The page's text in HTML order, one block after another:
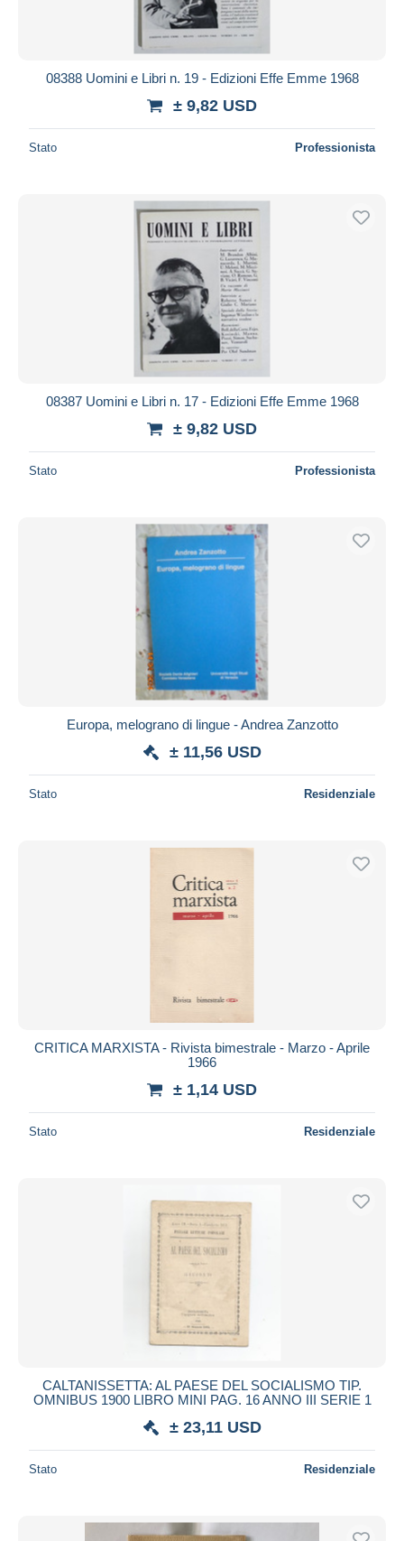
08388 Uomini e Libri n. 19 - Edizioni Effe Emme 1968
± 9,82 USD
Stato Professionista
08387 Uomini e Libri n. 17 - Edizioni Effe Emme 1968
± 9,82 USD
Stato Professionista
Europa, melograno di lingue - Andrea Zanzotto
± 11,56 USD
Stato Residenziale
CRITICA MARXISTA - Rivista bimestrale - Marzo - Aprile
1966
± 1,14 USD
Stato Residenziale
CALTANISSETTA: AL PAESE DEL SOCIALISMO TIP.
OMNIBUS 1900 LIBRO MINI PAG. 16 ANNO III SERIE 1
± 23,11 USD
Stato Residenziale